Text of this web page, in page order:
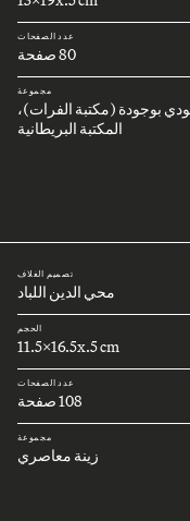
عدد الصفحات
80 صفحة
مجموعة
بوجودة (مكتبة الفرات)،
المكتبة البريطانية
تصميم الغلاف
محي الدين اللباد
الحجم
11.5x16.5x.5 cm
عدد الصفحات
108 صفحة
مجموعة
زينة معاصري